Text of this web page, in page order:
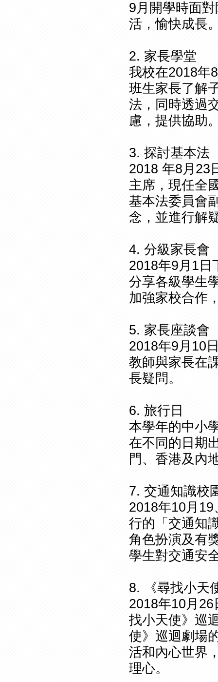
9月開學時面
活，愉快成長
2. 家長學堂
我校在2018年
班生家長了解
法，同時透過
慮，提供協助
3. 探討基本法
2018 年8月23
主席，現任全
基本法委員會
念，並進行解
4. 分級家長會
2018年9月1日
分享各級學生
加強家校合作
5. 家長座談會
2018年9月10
教師與家長在
長疑問。
6. 旅行日
本學年的中小
在不同的日期
門、香港及內
7. 交通知識校
2018年10月
行的「交通知
角色扮演及有
學生對交通安
8. 《尋找小天
2018年10月
找小天使》巡
使》巡迴劇場
活和內心世界
理心。